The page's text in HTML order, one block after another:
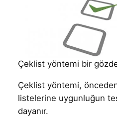
Çeklist yöntemi bir
Çeklist yöntemi,
listelerine uygunluğun
dayanır.